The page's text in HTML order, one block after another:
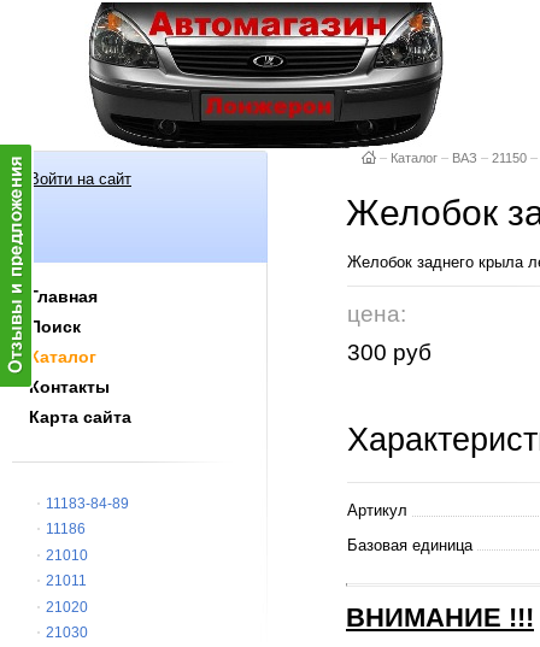
Войти на сайт
Главная
Поиск
Каталог
Контакты
Карта сайта
11183-84-89
11186
21010
21011
21020
21030
– Каталог – ВАЗ – 21150 –
Желобок
Желобок заднего крыла
цена:
300 руб
Артикул
Базовая единица
ВНИМАНИЕ !!!